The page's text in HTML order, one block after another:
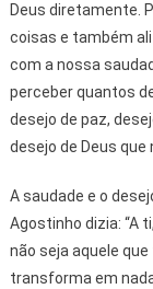
Deus diretamente.
coisas e também
com a nossa
perceber quantos
desejo de paz,
desejo de Deus
A saudade e o
Agostinho dizia: “A
não seja aquele
transforma em